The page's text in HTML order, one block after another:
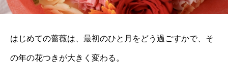
はじめての薔薇は、最初のひと月をどう過ごすかで、そ
の年の花つきが大きく変わる。